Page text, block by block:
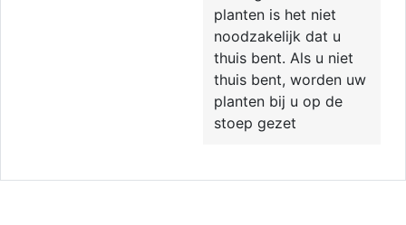
planten is het niet
noodzakelijk dat u
thuis bent. Als u niet
thuis bent, worden uw
planten bij u op de
stoep gezet